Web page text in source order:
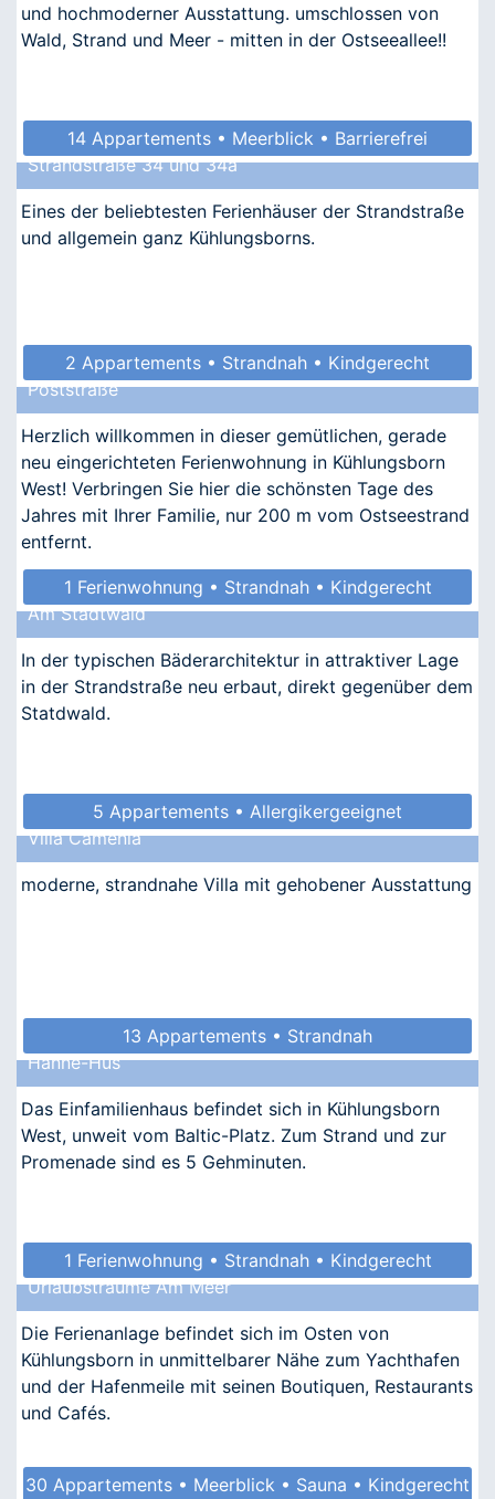
und hochmoderner Ausstattung. umschlossen von
Wald, Strand und Meer - mitten in der Ostseeallee!!
14 Appartements • Meerblick • Barrierefrei
• Allergikergeeignet
Strandstraße 34 und 34a
Eines der beliebtesten Ferienhäuser der Strandstraße
und allgemein ganz Kühlungsborns.
2 Appartements • Strandnah • Kindgerecht
Poststraße
Herzlich willkommen in dieser gemütlichen, gerade
neu eingerichteten Ferienwohnung in Kühlungsborn
West! Verbringen Sie hier die schönsten Tage des
Jahres mit Ihrer Familie, nur 200 m vom Ostseestrand
entfernt.
1 Ferienwohnung • Strandnah • Kindgerecht
Am Stadtwald
In der typischen Bäderarchitektur in attraktiver Lage
in der Strandstraße neu erbaut, direkt gegenüber dem
Statdwald.
5 Appartements • Allergikergeeignet
Villa Camenia
moderne, strandnahe Villa mit gehobener Ausstattung
13 Appartements • Strandnah
Hanne-Hus
Das Einfamilienhaus befindet sich in Kühlungsborn
West, unweit vom Baltic-Platz. Zum Strand und zur
Promenade sind es 5 Gehminuten.
1 Ferienwohnung • Strandnah • Kindgerecht
• Allergikergeeignet
Urlaubsträume Am Meer
Die Ferienanlage befindet sich im Osten von
Kühlungsborn in unmittelbarer Nähe zum Yachthafen
und der Hafenmeile mit seinen Boutiquen, Restaurants
und Cafés.
30 Appartements • Meerblick • Sauna • Kindgerecht